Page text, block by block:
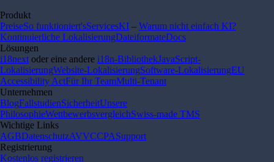
Produkt
PreiseSo funktioniert'sServicesKI – Warum nicht einfach KI?
Kontinuierliche LokalisierungDateiformateDocs
Lösungen
i18next oder eine andere i18n-BibliothekJavaScript-
LokalisierungWebsite-LokalisierungSoftware-LokalisierungEU
Accessibility ActFür Ihr TeamMulti-Tenant
Unternehmen
BlogFallstudienSicherheitUnsere
PhilosophieWettbewerbsvergleichSwiss-made TMS
Wichtige Links
AGBDatenschutzAVVCCPASupport
Registrierung
Kostenlos registrieren